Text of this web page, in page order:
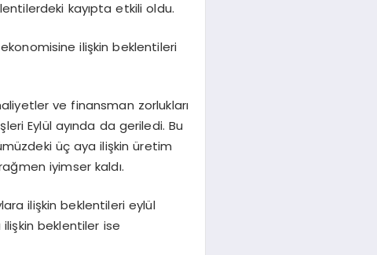
kayıpta etkili oldu.
ilişkin beklentileri
ve finansman zorlukları
Eylül ayında da geriledi. Bu
üç aya ilişkin üretim
iyimser kaldı.
ilişkin beklentileri eylül
ilişkin beklentiler ise